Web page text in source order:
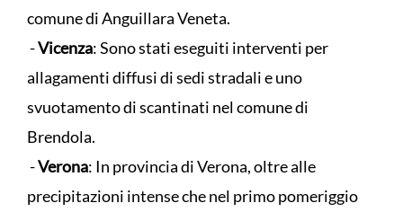
comune di Anguillara Veneta.
-Vicenza: Sono stati eseguiti interventi per
allagamenti diffusi di sedi stradali e uno
svuotamento di scantinati nel comune di
Brendola.
-Verona: In provincia di Verona, oltre alle
precipitazioni intense che nel primo pomeriggio